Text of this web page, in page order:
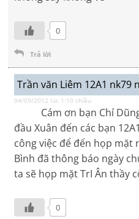
0
Trả lời
Trần văn Liêm 12A1 nk79
04/09/2012 lúc 1:10 chiều
Cám ơn bạn Chí Dũng
đầu Xuân đến các bạn
công việc để đến họp mặt
Bình đã thông báo ngày
ta sẽ họp mặt TrI Ân thầy
0